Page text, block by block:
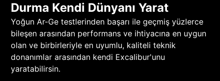
Durma Kendi Dünyanı Yarat
Yoğun Ar-Ge testlerinden başarı ile geçmiş yüzlerce
bileşen arasından performans ve ihtiyacına en uygun
olan ve birbirleriyle en uyumlu, kaliteli teknik
donanımlar arasından kendi Excalibur'unu
yaratabilirsin.